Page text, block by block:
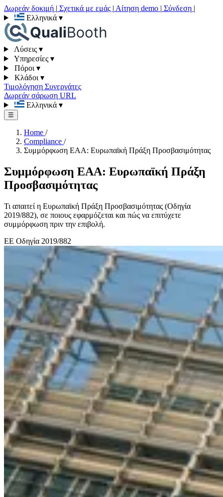
Δωρεάν δοκιμή | Σχετικά με εμάς | Αίτηση demo | Σύνδεση |
Ελληνικά ▾
Λύσεις ▾
Υπηρεσίες ▾
Πόροι ▾
Κλάδοι ▾
Τιμολόγηση Συνεργάτες
Δωρεάν σάρωση URL
Ελληνικά ▾
☰
Home /
Compliance /
Συμμόρφωση EAA: Ευρωπαϊκή Πράξη Προσβασιμότητας
Συμμόρφωση EAA: Ευρωπαϊκή Πράξη
Προσβασιμότητας
Τι απαιτεί η Ευρωπαϊκή Πράξη Προσβασιμότητας (Οδηγία
2019/882), σε ποιους εφαρμόζεται και πώς να επιτύχετε
συμμόρφωση πριν την επιβολή.
ΕΕ Οδηγία 2019/882